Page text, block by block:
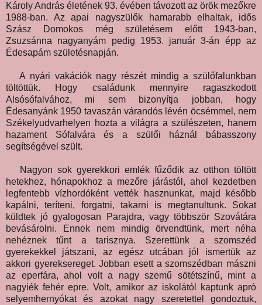
Károly András életének 93. évében távozott az örök mezőkre
1988-ban. Az apai nagyszülők hamarabb elhaltak, idős
Szász Domokos még születésem előtt 1943-ban,
Zsuzsánna nagyanyám pedig 1953. január 3-án épp az
Édesapám születésnapján.
A nyári vakációk nagy részét mindig a szülőfalunkban
töltöttük. Hogy családunk mennyire ragaszkodott
Alsósófalvához, mi sem bizonyítja jobban, hogy
Édesanyánk 1950 tavaszán várandós lévén öcsémmel, nem
Székelyudvarhelyen hozta a világra a szülészeten, hanem
hazament Sófalvára és a szülői háznál bábasszony
segítségével szült.
Nagyon sok gyerekkori emlék fűződik az otthon töltött
hetekhez, hónapokhoz a mezőre járástól, ahol kezdetben
legfentebb vízhordóként vették hasznunkat, majd később
kapálni, teríteni, forgatni, takarni is megtanultunk. Sokat
küldtek jó gyalogosan Parajdra, vagy többször Szovátára
bevásárolni. Ennek nem mindig örvendtünk, mert néha
nehéznek tűnt a tarisznya. Szerettünk a szomszéd
gyerekekkel játszani, az egész utcában jól ismertük az
akkori gyereksereget. Jobban esett a szomszédban mászni
az eperfára, ahol volt a nagy szemű sötétszínű, mint a
nagyiék fehér epre. Volt, amikor az iskolától kaptunk apró
selyemhernyókat és azokat nagy szeretettel gondoztuk,